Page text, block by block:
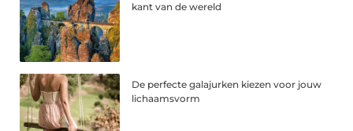
kant van de wereld
De perfecte galajurken kiezen voor jouw
lichaamsvorm